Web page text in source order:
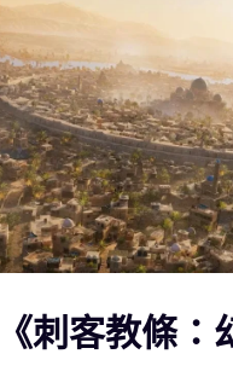
《刺客教條